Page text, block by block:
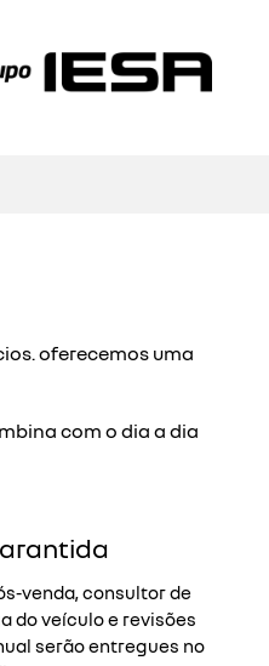
oferecemos uma
com o dia a dia
venda, consultor de
do veículo e revisões
serão entregues no